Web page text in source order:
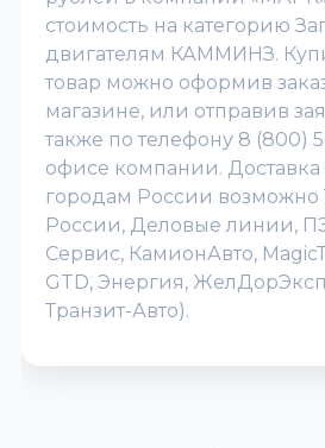
стоимость на категорию
двигателям КАММИНЗ.
товар можно оформив
магазине, или отправив
также по телефону 8 (800)
офисе компании. Доставка
городам России возможно
России, Деловые линии,
Сервис, КамионАвто,
GTD, Энергия,
Транзит-Авто).